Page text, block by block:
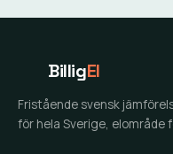
BilligEl
Fristående svensk
för hela Sverige, elområde